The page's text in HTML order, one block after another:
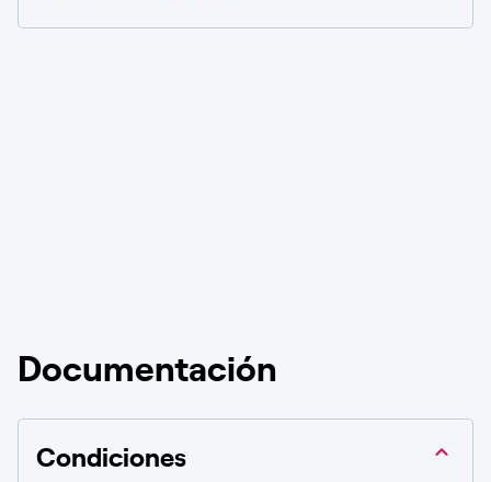
Documentación
Condiciones